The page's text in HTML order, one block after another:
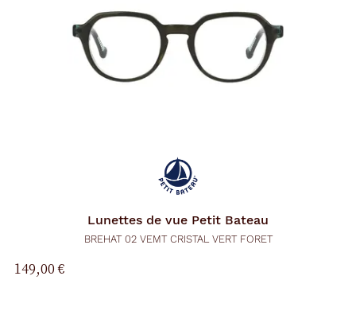
Lunettes de vue Petit Bateau
BREHAT 02 VEMT CRISTAL VERT FORET
149,00 €